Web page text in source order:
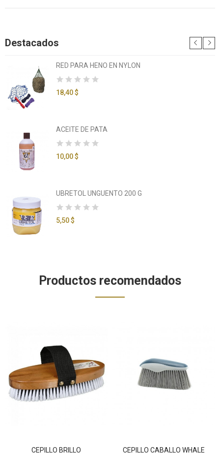
Destacados
RED PARA HENO EN NYLON
18,40 $
ACEITE DE PATA
10,00 $
UBRETOL UNGUENTO 200 G
5,50 $
Productos recomendados
CEPILLO BRILLO
CEPILLO CABALLO WHALE